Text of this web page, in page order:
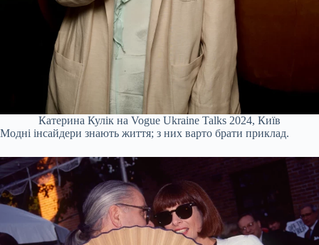
Катерина Кулік на Vogue Ukraine Talks 2024, Київ
Модні інсайдери знають життя; з них варто брати приклад.